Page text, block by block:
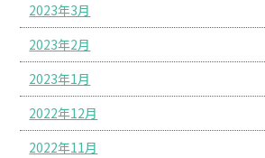
2023年3月
2023年2月
2023年1月
2022年12月
2022年11月